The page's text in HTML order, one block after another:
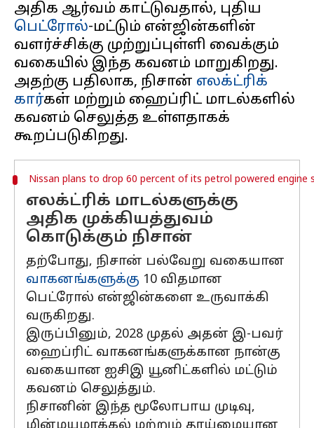
அதிக ஆர்வம் காட்டுவதால், புதிய
பெட்ரோல்-மட்டும் என்ஜின்களின்
வளர்ச்சிக்கு முற்றுப்புள்ளி வைக்கும்
வகையில் இந்த கவனம் மாறுகிறது.
அதற்கு பதிலாக, நிசான் எலக்ட்ரிக்
கார்கள் மற்றும் ஹைப்ரிட் மாடல்களில்
கவனம் செலுத்த உள்ளதாகக்
Nissan plans to drop 60 percent of its petrol powered engine
எலக்ட்ரிக் மாடல்களுக்கு
அதிக முக்கியத்துவம்
கொடுக்கும் நிசான்
தற்போது, நிசான் பல்வேறு வகையான
வாகனங்களுக்கு 10 விதமான
பெட்ரோல் என்ஜின்களை உருவாக்கி
வருகிறது.
இருப்பினும், 2028 முதல் அதன் இ-பவர்
ஹைப்ரிட் வாகனங்களுக்கான நான்கு
வகையான ஐசிஇ யூனிட்களில் மட்டும்
கவனம் செலுத்தும்.
நிசானின் இந்த மூலோபாய முடிவு,